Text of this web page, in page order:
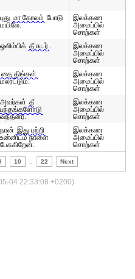
புது மா கோலம் போடு
மயிலே.
இலக்கண
அமைப்பில்
சொற்கள்
ஒலிம்பிக் தீ சுடர் .
இலக்கண
அமைப்பில்
சொற்கள்
தை திங்கள்
மலரட்டும்.
இலக்கண
அமைப்பில்
சொற்கள்
அவர்கள் தீ
பந்தங்களோடு
வந்தனர்.
இலக்கண
அமைப்பில்
சொற்கள்
நான் இது பற்றி
உன்னிடம் நாளை
பேசுகிறேன்.
இலக்கண
அமைப்பில்
சொற்கள்
10 22 Next
04 22:33:08 +0200)